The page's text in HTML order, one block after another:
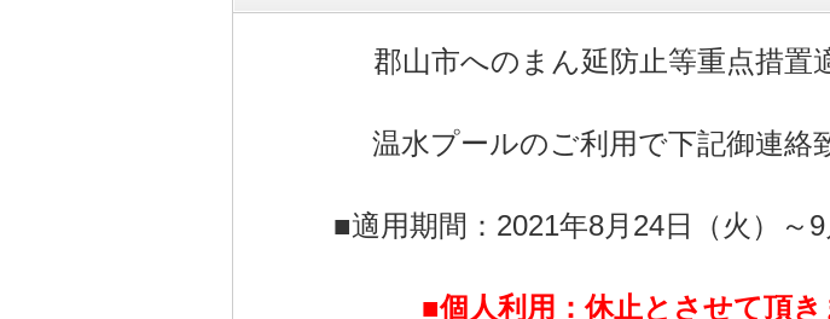
郡山市へのまん延防止等重点措置
温水プールのご利用で下記御連絡
■適用期間：2021年8月24日（火）～9
■個人利用：休止とさせて頂き